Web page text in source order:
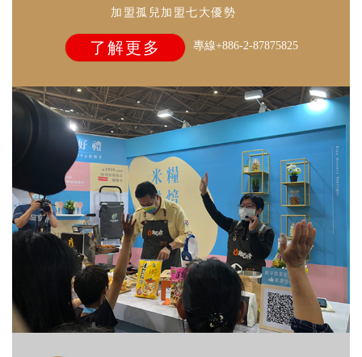
加盟孤兒加盟七大優勢
了解更多 專線+886-2-87875825